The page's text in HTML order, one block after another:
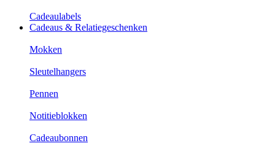
Cadeaulabels
Cadeaus & Relatiegeschenken
Mokken
Sleutelhangers
Pennen
Notitieblokken
Cadeaubonnen